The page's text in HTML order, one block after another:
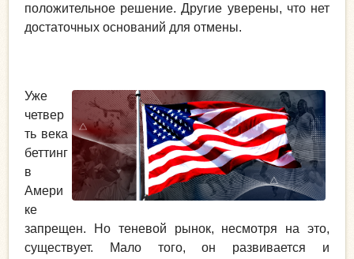
положительное решение. Другие уверены, что нет
достаточных оснований для отмены.
Уже
четвер
ть века
беттинг
в
Амери
ке
запрещен. Но теневой рынок, несмотря на это,
существует. Мало того, он развивается и